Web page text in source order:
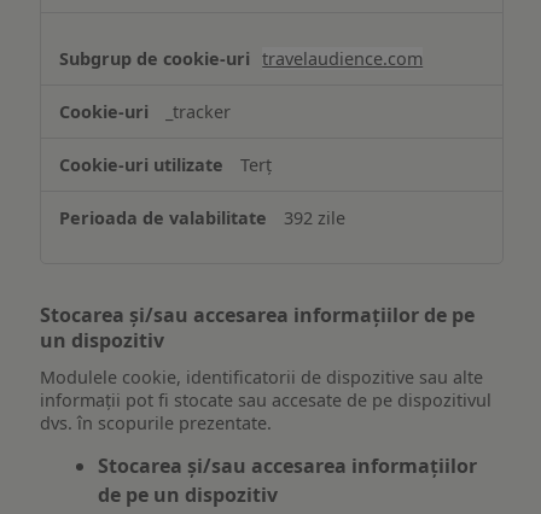
travelaudience.com
_tracker
Terț
392 zile
Stocarea și/sau accesarea informațiilor de pe
un dispozitiv
Modulele cookie, identificatorii de dispozitive sau alte
informații pot fi stocate sau accesate de pe dispozitivul
dvs. în scopurile prezentate.
Stocarea și/sau accesarea informațiilor
de pe un dispozitiv